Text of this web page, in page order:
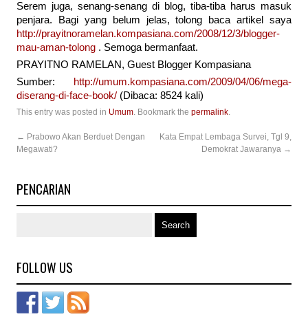
Serem juga, senang-senang di blog, tiba-tiba harus masuk
penjara. Bagi yang belum jelas, tolong baca artikel saya
http://prayitnoramelan.kompasiana.com/2008/12/3/blogger-
mau-aman-tolong . Semoga bermanfaat.
PRAYITNO RAMELAN, Guest Blogger Kompasiana
Sumber:
http://umum.kompasiana.com/2009/04/06/mega-
diserang-di-face-book/ (Dibaca: 8524 kali)
This entry was posted in Umum. Bookmark the permalink.
← Prabowo Akan Berduet Dengan
Megawati?
Kata Empat Lembaga Survei, Tgl 9,
Demokrat Jawaranya →
PENCARIAN
FOLLOW US